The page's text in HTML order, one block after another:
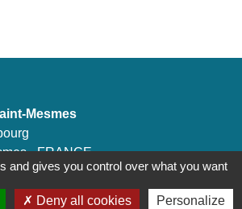
Mesmes
- FRANCE
and gives you control over what you want
Deny all cookies Personalize